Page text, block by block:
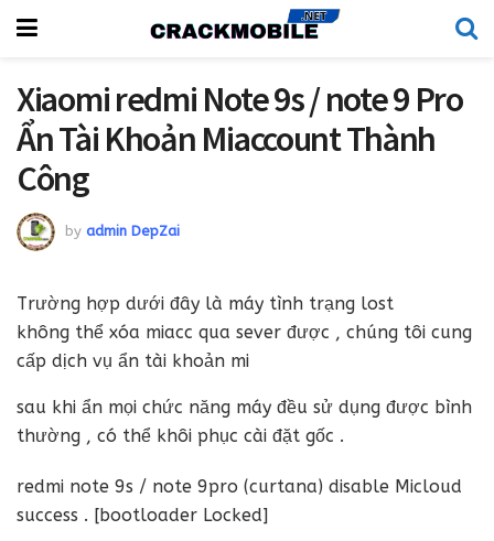
Xiaomi redmi Note 9s / note 9 Pro
Ẩn Tài Khoản Miaccount Thành
Công
by admin DepZai
Trường hợp dưới đây là máy tình trạng lost
không thể xóa miacc qua sever được , chúng tôi cung
cấp dịch vụ ẩn tài khoản mi
sau khi ẩn mọi chức năng máy đều sử dụng được bình
thường , có thể khôi phục cài đặt gốc .
redmi note 9s / note 9pro (curtana) disable Micloud
success . [bootloader Locked]